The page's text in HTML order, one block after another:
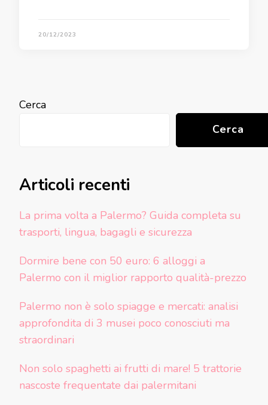
20/12/2023
Cerca
Cerca
Articoli recenti
La prima volta a Palermo? Guida completa su
trasporti, lingua, bagagli e sicurezza
Dormire bene con 50 euro: 6 alloggi a
Palermo con il miglior rapporto qualità-prezzo
Palermo non è solo spiagge e mercati: analisi
approfondita di 3 musei poco conosciuti ma
straordinari
Non solo spaghetti ai frutti di mare! 5 trattorie
nascoste frequentate dai palermitani